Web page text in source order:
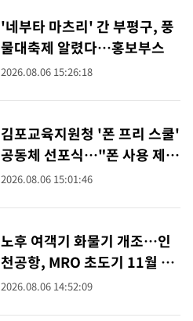
'네부타 마츠리' 간 부평구, 풍
물대축제 알렸다…홍보부스
2026.08.06 15:26:18
김포교육지원청 '폰 프리 스쿨'
공동체 선포식…"폰 사용 제
한"
2026.08.06 15:01:46
노후 여객기 화물기 개조…인
천공항, MRO 초도기 11월 이
륙
2026.08.06 14:52:09